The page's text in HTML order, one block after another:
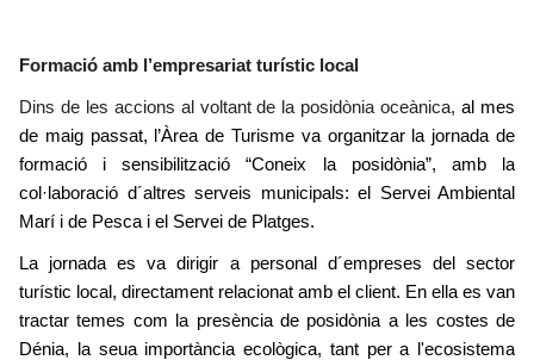
Formació amb l’empresariat turístic local
Dins de les accions al voltant de la posidònia oceànica,al mes
de maig passat, l’Àrea de Turisme va organitzar la jornada de
formació i sensibilització “Coneix la posidònia”, amb la
col·laboració d´altres serveis municipals: el Servei Ambiental
Marí i de Pesca i el Servei de Platges.
La jornada es va dirigir a personal d´empreses del sector
turístic local, directament relacionat amb el client. En ella es van
tractar temes com la presència de posidònia a les costes de
Dénia, la seua importància ecològica, tant per a l'ecosistema